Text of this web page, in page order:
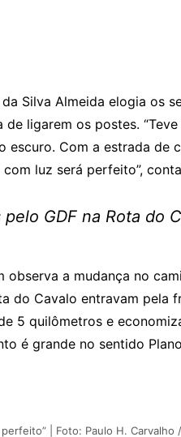
Silva Almeida elogia os
ligarem os postes.
Com a estrada de
luz será perfeito”,
GDF na Rota do
a mudança no
do Cavalo entravam pela
5 quilômetros e
é grande no sentido
| Foto: Paulo H. Carvalho